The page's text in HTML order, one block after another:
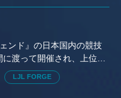
ンド』の日本国内の競技
渡って開催され、上位8
LJL FORGE